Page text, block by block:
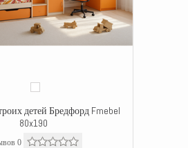
детей Бредфорд Fmebel
80x190
0